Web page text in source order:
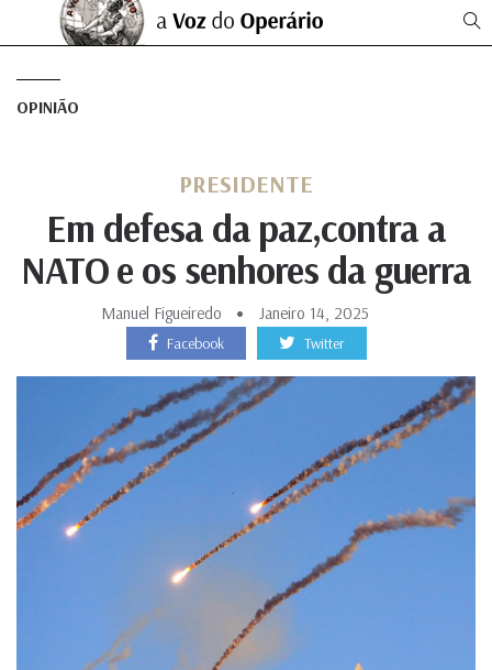
OPINIÃO
PRESIDENTE
Em defesa da paz,contra a
NATO e os senhores da guerra
Manuel Figueiredo Janeiro 14, 2025
Facebook Twitter